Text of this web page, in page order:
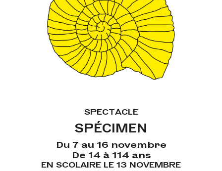
SPECTACLE
SPÉCIMEN
Du 7 au 16 novembre
De 14 à 114 ans
EN SCOLAIRE LE 13 NOVEMBRE